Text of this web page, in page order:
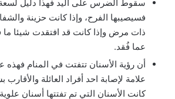
سقوط الضرس على اليد فهذا دليل لسعة
فسيصيبها الفرح، وإذا كانت حزينة
ذات مرض وإذا كانت قد افتقدت شيئا ما
عما فُقد.
أن رؤية الأسنان تتفتت في المنام فهذه
علامة لإصابة احد أفراد العائلة
كانت الأسنان التي تم تفتتها أسنان